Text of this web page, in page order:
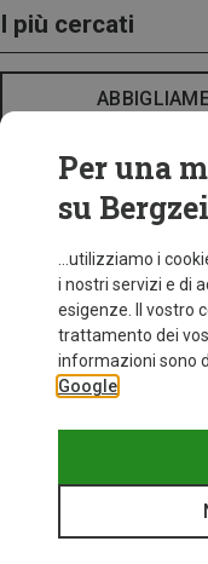
I più cercati
Per una
su
...utilizziamo i
i nostri servizi e di
esigenze. Il vostro
trattamento dei
informazioni sono
Google